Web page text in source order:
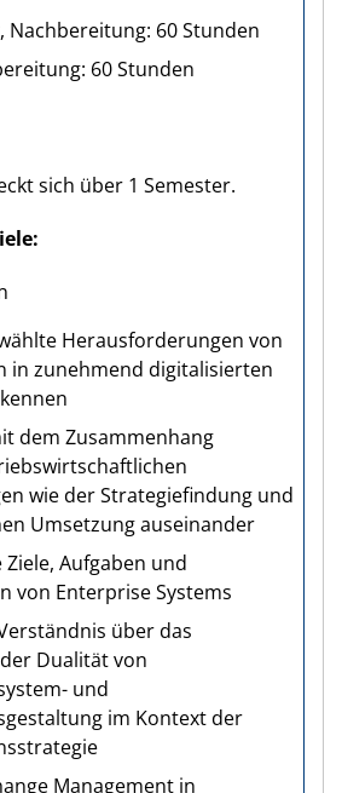
Nachbereitung: 60 Stunden
60 Stunden
sich über 1 Semester.
Herausforderungen von
in zunehmend digitalisierten
dem Zusammenhang
wie der Strategiefindung und
Umsetzung auseinander
Aufgaben und
von Enterprise Systems
über das
Dualität von
und
im Kontext der
Management in